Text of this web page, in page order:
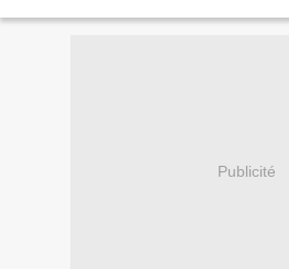
Publicité